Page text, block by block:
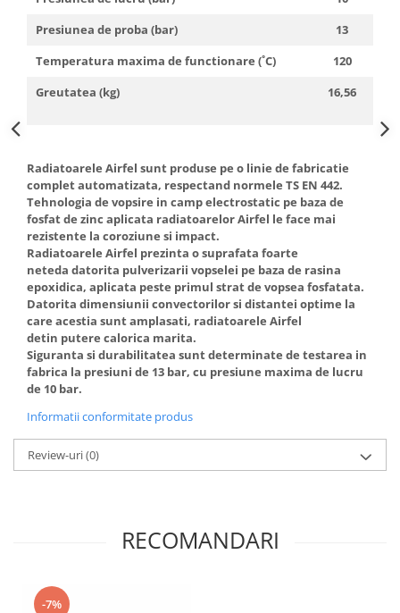
Presiunea de proba (bar)
13
Temperatura maxima de functionare (˚C)
120
Greutatea (kg)
16,56
Radiatoarele Airfel sunt produse pe o linie de fabricatie
complet automatizata, respectand normele TS EN 442.
Tehnologia de vopsire in camp electrostatic pe baza de
fosfat de zinc aplicata radiatoarelor Airfel le face mai
rezistente la coroziune si impact.
Radiatoarele Airfel prezinta o suprafata foarte
neteda datorita pulverizarii vopselei pe baza de rasina
epoxidica, aplicata peste primul strat de vopsea fosfatata.
Datorita dimensiunii convectorilor si distantei optime la
care acestia sunt amplasati, radiatoarele Airfel
detin putere calorica marita.
Siguranta si durabilitatea sunt determinate de testarea in
fabrica la presiuni de 13 bar, cu presiune maxima de lucru
de 10 bar.
Informatii conformitate produs
Review-uri(0)
RECOMANDARI
-7%